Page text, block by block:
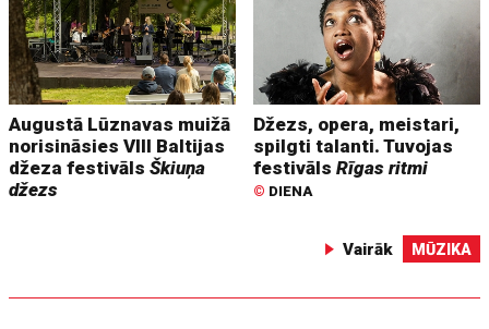
Augustā Lūznavas muižā
norisināsies VIII Baltijas
džeza festivālsŠkiuņa
džezs
Džezs, opera, meistari,
spilgti talanti. Tuvojas
festivālsRīgas ritmi
© DIENA
Vairāk MŪZIKA